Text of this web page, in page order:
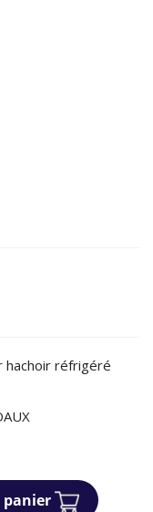
hachoir réfrigéré
panier